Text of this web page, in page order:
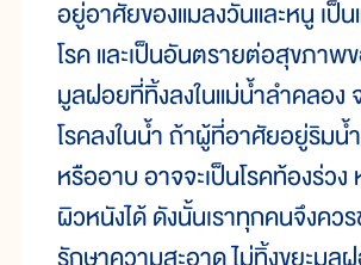
อยู่อาศัยของแมลงวันและหนู เป็น
โรค และเป็นอันตรายต่อสุขภาพข
มูลฝอยที่ทิ้งลงในแม่น้ำลำคลอง
โรคลงในน้ำ ถ้าผู้ที่อาศัยอยู่ริมน้
หรืออาบ อาจจะเป็นโรคท้องร่วง
ผิวหนังได้ ดังนั้นเราทุกคนจึงคว